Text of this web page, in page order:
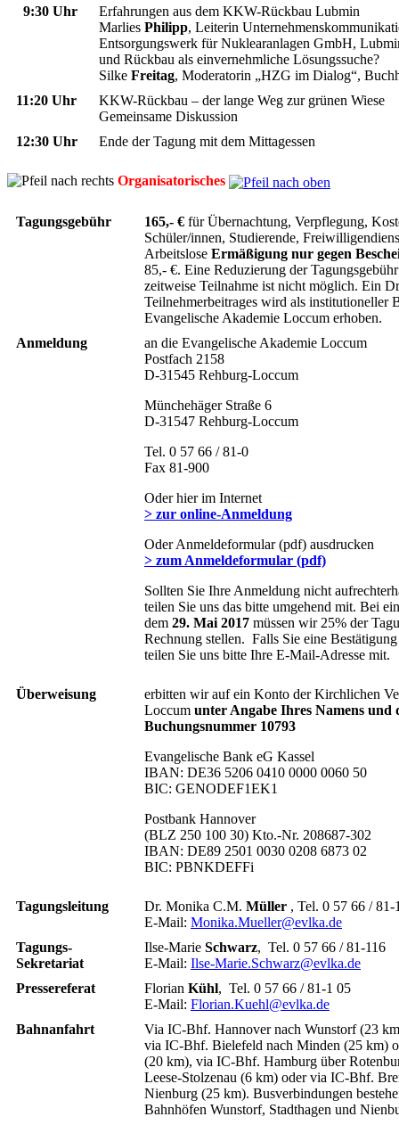
9:30 Uhr
Erfahrungen aus dem KKW-Rückbau Lubmin
Marlies Philipp, Leiterin
Entsorgungswerk für Nuklearanlagen GmbH,
und Rückbau als einvernehmliche Lösungssuche?
Silke Freitag, Moderatorin „HZG im Dialog“,
11:20 Uhr
KKW-Rückbau – der lange Weg zur grünen Wiese
Gemeinsame Diskussion
12:30 Uhr
Ende der Tagung mit dem Mittagessen
Organisatorisches
Tagungsgebühr 165,- € für Übernachtung, Verpflegung,
Schüler/innen, Studierende,
Arbeitslose Ermäßigung nur gegen
85,- €. Eine Reduzierung der
zeitweise Teilnahme ist nicht möglich. Ein
Teilnehmerbeitrages wird als institutioneller
Evangelische Akademie Loccum erhoben.
Anmeldung
an die Evangelische Akademie Loccum
Postfach 2158
D-31545 Rehburg-Loccum
Münchehäger Straße 6
D-31547 Rehburg-Loccum
Tel. 0 57 66 / 81-0
Fax 81-900
Oder hier im Internet
> zur online-Anmeldung
Oder Anmeldeformular (pdf) ausdrucken
> zum Anmeldeformular (pdf)
Sollten Sie Ihre Anmeldung nicht
teilen Sie uns das bitte umgehend mit. Bei
dem 29. Mai 2017 müssen wir 25% der
Rechnung stellen. Falls Sie eine
teilen Sie uns bitte Ihre E-Mail-Adresse mit.
Überweisung
erbitten wir auf ein Konto der Kirchlichen
Loccum unter Angabe Ihres Namens und
Buchungsnummer 10793
Evangelische Bank eG Kassel
IBAN: DE36 5206 0410 0000 0060 50
BIC: GENODEF1EK1
Postbank Hannover
(BLZ 250 100 30) Kto.-Nr. 208687-302
IBAN: DE89 2501 0030 0208 6873 02
BIC: PBNKDEFFi
Tagungsleitung Dr. Monika C.M. Müller , Tel. 0 57 66 / 81-
E-Mail: Monika.Mueller@evlka.de
Tagungs-
Sekretariat
Ilse-Marie Schwarz, Tel. 0 57 66 / 81-116
E-Mail: Ilse-Marie.Schwarz@evlka.de
Pressereferat
Florian Kühl, Tel. 0 57 66 / 81-1 05
E-Mail: Florian.Kuehl@evlka.de
Bahnanfahrt
Via IC-Bhf. Hannover nach Wunstorf (23
via IC-Bhf. Bielefeld nach Minden (25 km)
(20 km), via IC-Bhf. Hamburg über
Leese-Stolzenau (6 km) oder via IC-Bhf.
Nienburg (25 km). Busverbindungen
Bahnhöfen Wunstorf, Stadthagen und